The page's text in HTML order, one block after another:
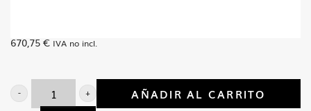
670,75 € IVA no incl.
J/
AÑADIR AL CARRITO